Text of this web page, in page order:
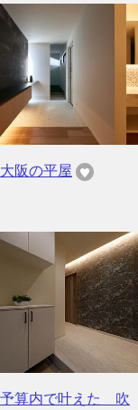
大阪の平屋
予算内で叶えた 吹